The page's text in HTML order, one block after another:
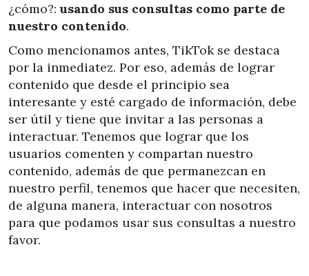
¿cómo?:usando sus consultas como parte de
nuestro contenido.
Como mencionamos antes, TikTok se destaca
por la inmediatez. Por eso, además de lograr
contenido que desde el principio sea
interesante y esté cargado de información, debe
ser útil y tiene que invitar a las personas a
interactuar. Tenemos que lograr que los
usuarios comenten y compartan nuestro
contenido, además de que permanezcan en
nuestro perfil, tenemos que hacer que necesiten,
de alguna manera, interactuar con nosotros
para que podamos usar sus consultas a nuestro
favor.